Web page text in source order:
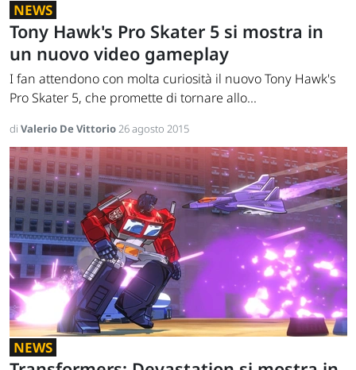
NEWS
Tony Hawk's Pro Skater 5 si mostra in
un nuovo video gameplay
I fan attendono con molta curiosità il nuovo Tony Hawk's
Pro Skater 5, che promette di tornare allo...
di Valerio De Vittorio26 agosto 2015
NEWS